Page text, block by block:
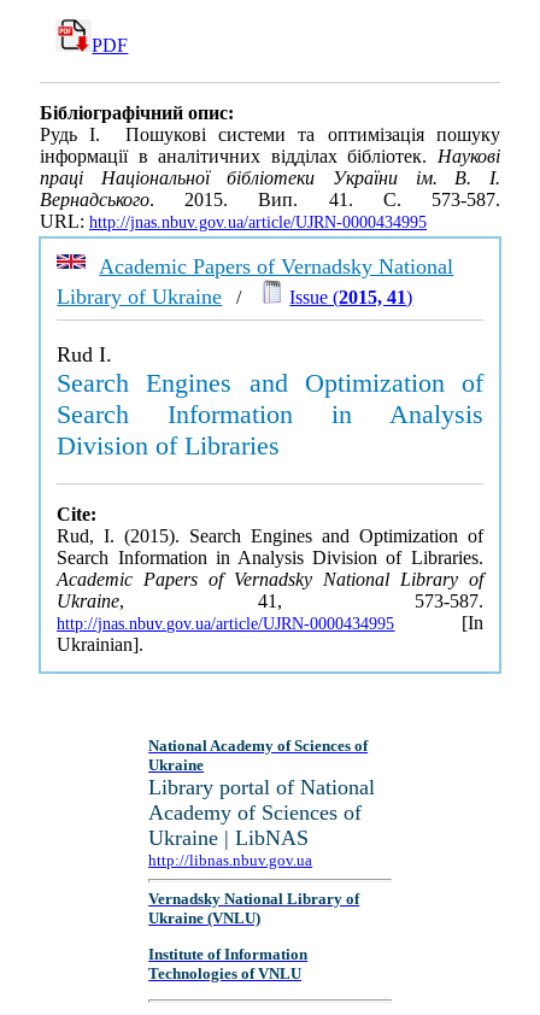
PDF
Бібліографічний опис:
Рудь І. Пошукові системи та оптимізація пошуку
інформації в аналітичних відділах бібліотек. Наукові
праці Національної бібліотеки України ім. В. І.
Вернадського. 2015. Вип. 41. С. 573-587.
URL: http://jnas.nbuv.gov.ua/article/UJRN-0000434995
Academic Papers of Vernadsky National
Library of Ukraine / Issue (2015, 41)
Rud I.
Search Engines and Optimization of
Search Information in Analysis
Division of Libraries
Cite:
Rud, I. (2015). Search Engines and Optimization of
Search Information in Analysis Division of Libraries.
Academic Papers of Vernadsky National Library of
Ukraine, 41, 573-587.
http://jnas.nbuv.gov.ua/article/UJRN-0000434995 [In
Ukrainian].
National Academy of Sciences of
Ukraine
Library portal of National
Academy of Sciences of
Ukraine | LibNAS
http://libnas.nbuv.gov.ua
Vernadsky National Library of
Ukraine (VNLU)
Institute of Information
Technologies of VNLU